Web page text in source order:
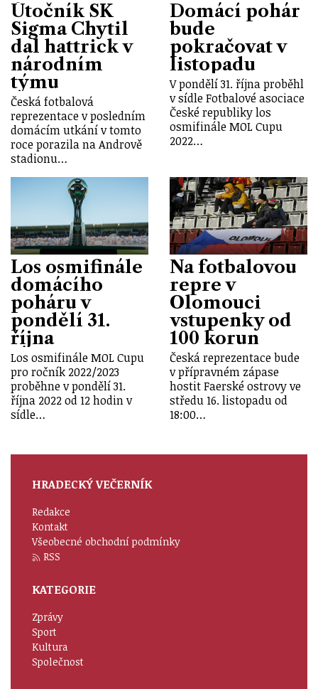
Útočník SK
Sigma Chytil
dal hattrick v
národním
týmu
Česká fotbalová
reprezentace v posledním
domácím utkání v tomto
roce porazila na Andrově
stadionu…
Domácí pohár
bude
pokračovat v
listopadu
V pondělí 31. října proběhl
v sídle Fotbalové asociace
České republiky los
osmifinále MOL Cupu
2022…
Los osmifinále
domácího
poháru v
pondělí 31.
října
Los osmifinále MOL Cupu
pro ročník 2022/2023
proběhne v pondělí 31.
října 2022 od 12 hodin v
sídle…
Na fotbalovou
repre v
Olomouci
vstupenky od
100 korun
Česká reprezentace bude
v přípravném zápase
hostit Faerské ostrovy ve
středu 16. listopadu od
18:00…
HRADECKÝ VEČERNÍK
Redakce
Kontakt
Všeobecné obchodní podmínky
RSS
KATEGORIE
Zprávy
Sport
Kultura
Společnost